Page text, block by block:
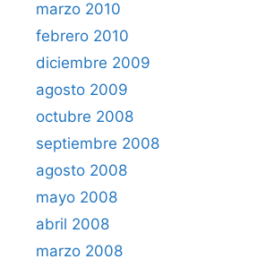
marzo 2010
febrero 2010
diciembre 2009
agosto 2009
octubre 2008
septiembre 2008
agosto 2008
mayo 2008
abril 2008
marzo 2008